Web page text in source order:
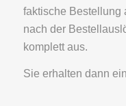
faktische Bestellung
nach der
komplett aus.
Sie erhalten dann